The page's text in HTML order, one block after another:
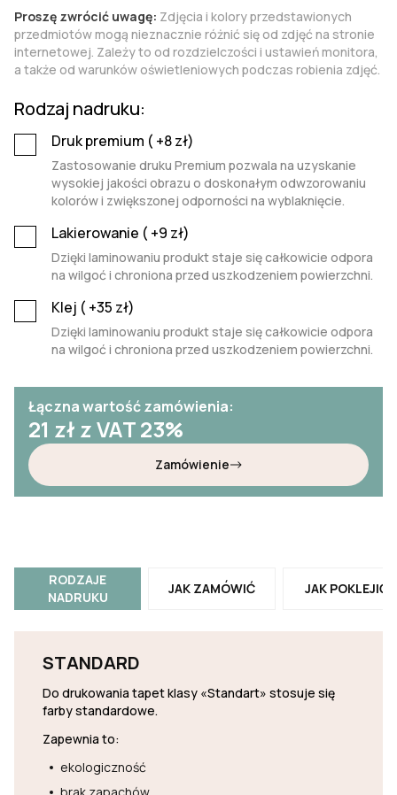
Proszę zwrócić uwagę: Zdjęcia i kolory przedstawionych
przedmiotów mogą nieznacznie różnić się od zdjęć na stronie
internetowej. Zależy to od rozdzielczości i ustawień monitora,
a także od warunków oświetleniowych podczas robienia zdjęć.
Rodzaj nadruku:
Druk premium ( +8zł)
Zastosowanie druku Premium pozwala na uzyskanie
wysokiej jakości obrazu o doskonałym odwzorowaniu
kolorów i zwiększonej odporności na wyblaknięcie.
Lakierowanie ( +9 zł)
Dzięki laminowaniu produkt staje się całkowicie odpora
na wilgoć i chroniona przed uszkodzeniem powierzchni.
Klej ( +35 zł)
Dzięki laminowaniu produkt staje się całkowicie odpora
na wilgoć i chroniona przed uszkodzeniem powierzchni.
Łączna wartość zamówienia:
21 zł z VAT 23%
Zamówienie
RODZAJE
NADRUKU
JAK ZAMÓWIĆ JAK POKLEJIĆ
STANDARD
Do drukowania tapet klasy «Standart» stosuje się
farby standardowe.
Zapewnia to:
ekologiczność